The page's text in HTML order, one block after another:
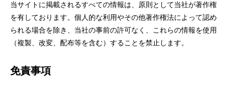
当サイトに掲載されるすべての情報は、原則として当社が著作権
を有しております。個人的な利用やその他著作権法によって認め
られる場合を除き、当社の事前の許可なく、これらの情報を使用
（複製、改変、配布等を含む）することを禁止します。
免責事項